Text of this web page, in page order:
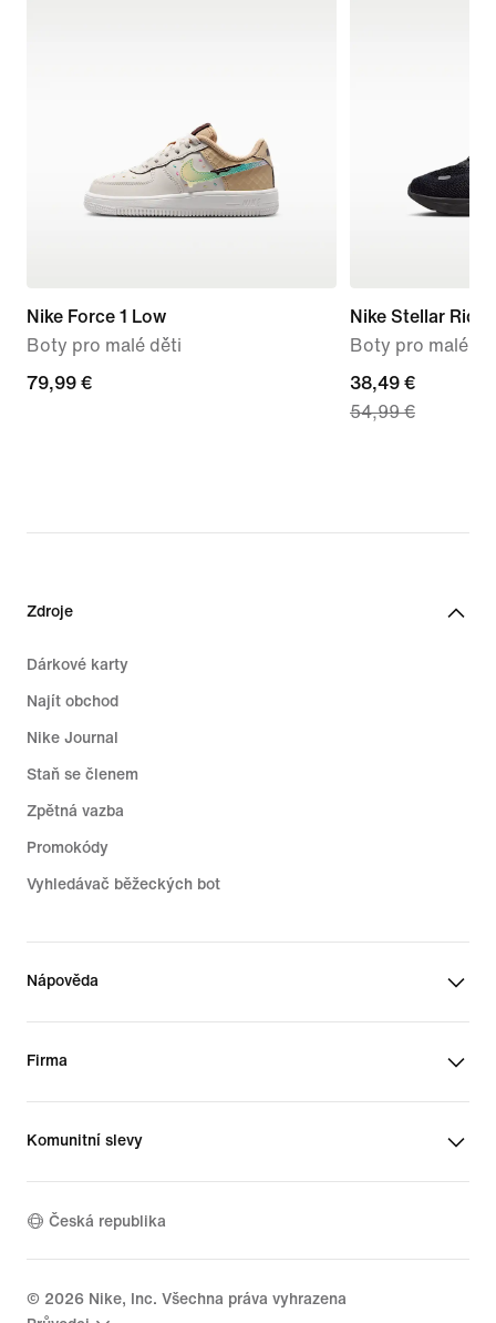
Nike Force 1 Low
Boty pro malé děti
79,99 €
79,99 €
Nike Stellar Ride
Boty pro malé
current
price
54,99 €
38,49 €
54,99 €
Zdroje
Dárkové karty
Najít obchod
Nike Journal
Staň se členem
Zpětná vazba
Promokódy
Vyhledávač běžeckých bot
Nápověda
Firma
Komunitní slevy
Česká republika
© 2026 Nike, Inc. Všechna práva vyhrazena